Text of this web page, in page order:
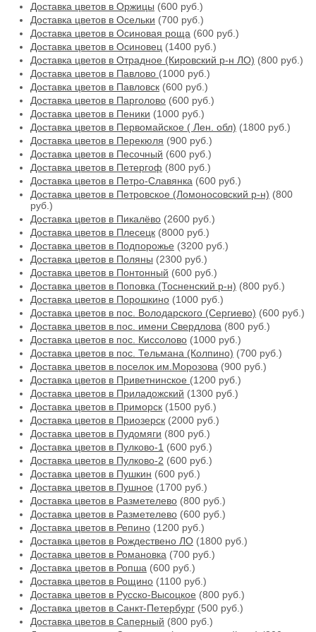
Доставка цветов в Оржицы (600 руб.)
Доставка цветов в Осельки (700 руб.)
Доставка цветов в Осиновая роща (600 руб.)
Доставка цветов в Осиновец (1400 руб.)
Доставка цветов в Отрадное (Кировский р-н ЛО) (800 руб.)
Доставка цветов в Павлово (1000 руб.)
Доставка цветов в Павловск (600 руб.)
Доставка цветов в Парголово (600 руб.)
Доставка цветов в Пеники (1000 руб.)
Доставка цветов в Первомайское ( Лен. обл) (1800 руб.)
Доставка цветов в Перекюля (900 руб.)
Доставка цветов в Песочный (600 руб.)
Доставка цветов в Петергоф (800 руб.)
Доставка цветов в Петро-Славянка (600 руб.)
Доставка цветов в Петровское (Ломоносовский р-н) (800
руб.)
Доставка цветов в Пикалёво (2600 руб.)
Доставка цветов в Плесецк (8000 руб.)
Доставка цветов в Подпорожье (3200 руб.)
Доставка цветов в Поляны (2300 руб.)
Доставка цветов в Понтонный (600 руб.)
Доставка цветов в Поповка (Тосненский р-н) (800 руб.)
Доставка цветов в Порошкино (1000 руб.)
Доставка цветов в пос. Володарского (Сергиево) (600 руб.)
Доставка цветов в пос. имени Свердлова (800 руб.)
Доставка цветов в пос. Киссолово (1000 руб.)
Доставка цветов в пос. Тельмана (Колпино) (700 руб.)
Доставка цветов в поселок им.Морозова (900 руб.)
Доставка цветов в Приветнинское (1200 руб.)
Доставка цветов в Приладожский (1300 руб.)
Доставка цветов в Приморск (1500 руб.)
Доставка цветов в Приозерск (2000 руб.)
Доставка цветов в Пудомяги (800 руб.)
Доставка цветов в Пулково-1 (600 руб.)
Доставка цветов в Пулково-2 (600 руб.)
Доставка цветов в Пушкин (600 руб.)
Доставка цветов в Пушное (1700 руб.)
Доставка цветов в Разметелево (800 руб.)
Доставка цветов в Разметелево (600 руб.)
Доставка цветов в Репино (1200 руб.)
Доставка цветов в Рождествено ЛО (1800 руб.)
Доставка цветов в Романовка (700 руб.)
Доставка цветов в Ропша (600 руб.)
Доставка цветов в Рощино (1100 руб.)
Доставка цветов в Русско-Высоцкое (800 руб.)
Доставка цветов в Санкт-Петербург (500 руб.)
Доставка цветов в Саперный (800 руб.)